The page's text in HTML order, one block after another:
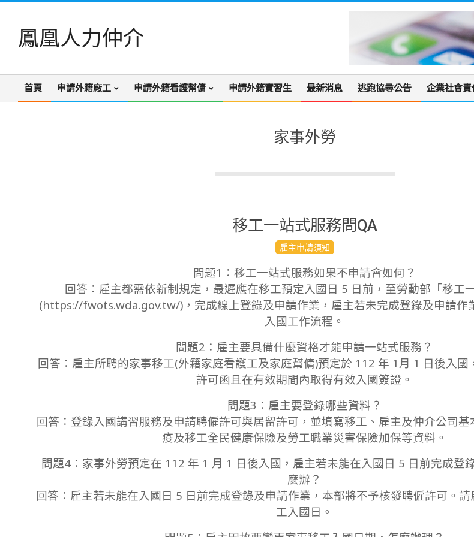
content鳳凰人力仲介
Primary
首頁 申請外籍廠工 申請外籍看護幫傭 申請外籍實習生 最新消息 逃跑協尋公告 企業社會責
家事外勞
移工一站式服務問QA
雇主申請須知
問題1：移工一站式服務如果不申請會如何？
回答：雇主都需依新制規定，最遲應在移工預定入國日 5 日前，至勞動部「移工
(https://fwots.wda.gov.tw/)，完成線上登錄及申請作業，雇主若未完成登錄及申請作
入國工作流程。
問題2：雇主要具備什麼資格才能申請一站式服務？
回答：雇主所聘的家事移工(外籍家庭看護工及家庭幫傭)預定於 112 年 1月 1 日後入國
許可函且在有效期間內取得有效入國簽證。
問題3：雇主要登錄哪些資料？
回答：登錄入國講習服務及申請聘僱許可與居留許可，並填寫移工、雇主及仲介公司
疫及移工全民健康保險及勞工職業災害保險加保等資料。
問題4：家事外勞預定在 112 年 1 月 1 日後入國，雇主若未能在入國日 5 日前完成登
麼辦？
回答：雇主若未能在入國日 5 日前完成登錄及申請作業，本部將不予核發聘僱許可。
工入國日。